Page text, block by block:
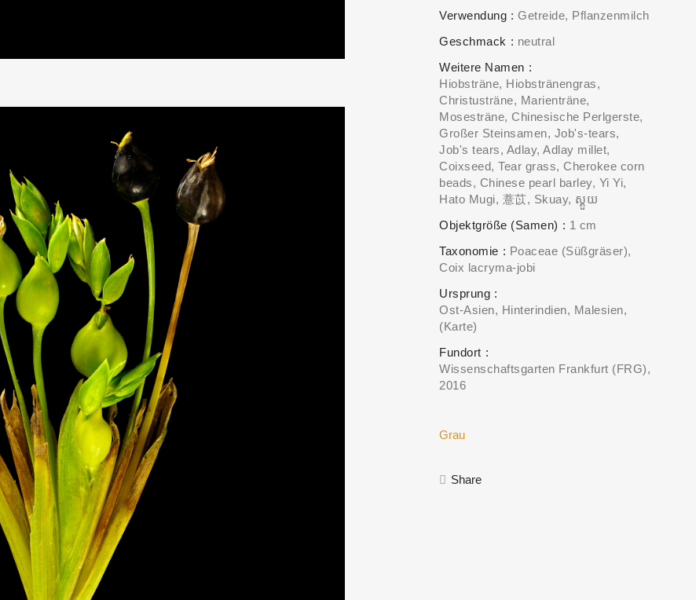
Verwendung
Getreide Pflanzenmilch
Geschmack
neutral
Weitere Namen
Hiobsträne, Hiobstränengras,
Christusträne, Marienträne,
Mosesträne, Chinesische Perlgerste,
Großer Steinsamen, Job's-tears,
Job's tears, Adlay, Adlay millet,
Coixseed, Tear grass, Cherokee corn
beads, Chinese pearl barley, Yi Yi,
Hato Mugi, 薏苡, Skuay, ស្គួយ
Objektgröße (Samen)
1 cm
Taxonomie
Poaceae (Süßgräser)
Coix lacryma-jobi
Ursprung
Ost-Asien, Hinterindien, Malesien
(Karte)
Fundort
Wissenschaftsgarten Frankfurt (FRG)
2016
Grau
Share